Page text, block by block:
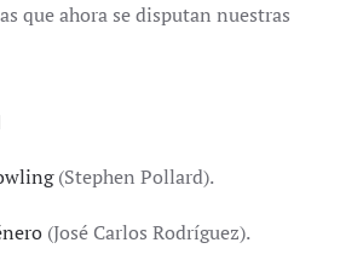
que ahora se disputan nuestras
(Stephen Pollard).
(José Carlos Rodríguez).